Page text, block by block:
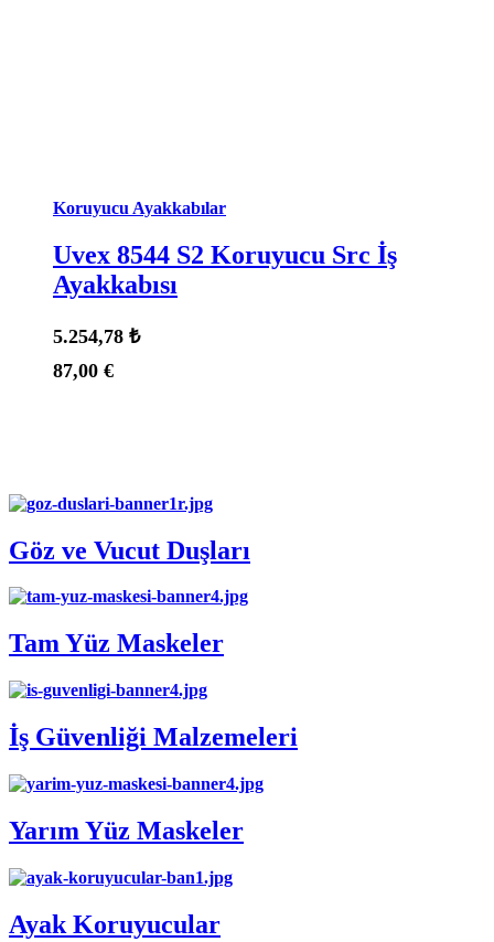
Koruyucu Ayakkabılar
Uvex 8544 S2 Koruyucu Src İş
Ayakkabısı
5.254,78 ₺
87,00 €
Göz ve Vucut Duşları
Tam Yüz Maskeler
İş Güvenliği Malzemeleri
Yarım Yüz Maskeler
Ayak Koruyucular